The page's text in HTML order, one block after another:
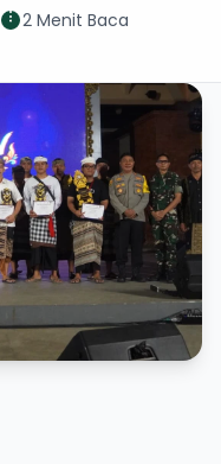
2 Menit Baca